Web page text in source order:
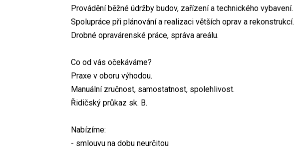
Provádění běžné údržby budov, zařízení a technického vybavení.
Spolupráce při plánování a realizaci větších oprav a rekonstrukcí.
Drobné opravárenské práce, správa areálu.
Co od vás očekáváme?
Praxe v oboru výhodou.
Manuální zručnost, samostatnost, spolehlivost.
Řidičský průkaz sk. B.
Nabízíme:
- smlouvu na dobu neurčitou